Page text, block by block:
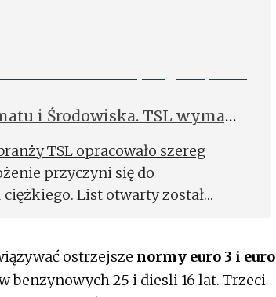
i Środowiska. TSL wymaga
TSL opracowało szereg
przyczyni się do
List otwarty został
ostrzejsze normy euro 3 i euro
benzynowych 25 i diesli 16 lat. Trzeci